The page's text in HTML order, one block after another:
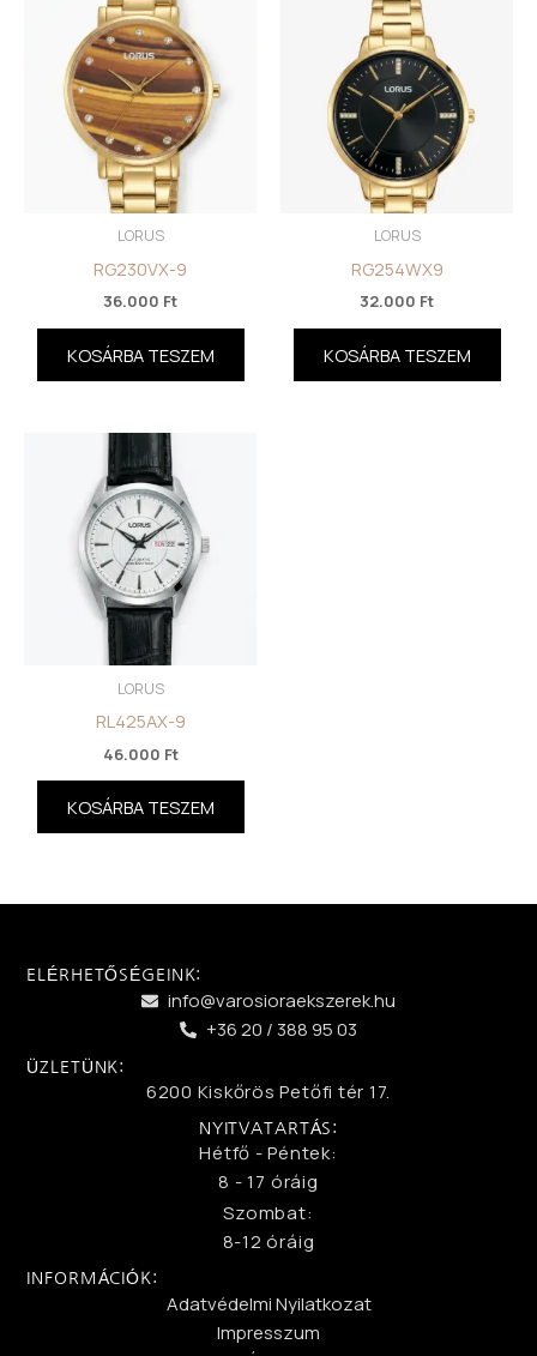
LORUS
RG230VX-9
36.000 Ft
KOSÁRBA TESZEM
LORUS
RG254WX9
32.000 Ft
KOSÁRBA TESZEM
LORUS
RL425AX-9
46.000 Ft
KOSÁRBA TESZEM
ELÉRHETŐSÉGEINK:
info@varosioraekszerek.hu
+36 20 / 388 95 03
ÜZLETÜNK:
6200 Kiskőrös Petőfi tér 17.
NYITVATARTÁS:
Hétfő - Péntek:
8 - 17 óráig
Szombat:
8-12 óráig
INFORMÁCIÓK:
Adatvédelmi Nyilatkozat
Impresszum